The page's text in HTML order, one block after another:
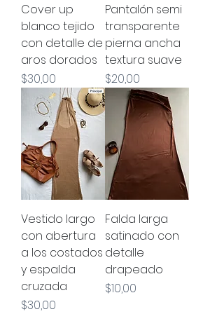
Cover up
blanco tejido
con detalle de
aros dorados
Precio
$30,00
Pantalón semi
transparente
pierna ancha
textura suave
Precio
$20,00
Vestido largo
con abertura
a los costados
y espalda
cruzada
Precio
$30,00
Falda larga
satinado con
detalle
drapeado
Precio
$10,00